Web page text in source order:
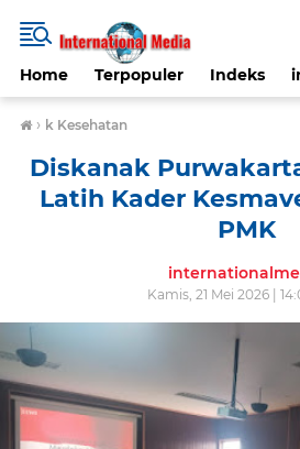
Home Terpopuler Indeks
› k Kesehatan
Diskanak
Latih Kader
PMK
Kamis, 21 Mei 2026 |